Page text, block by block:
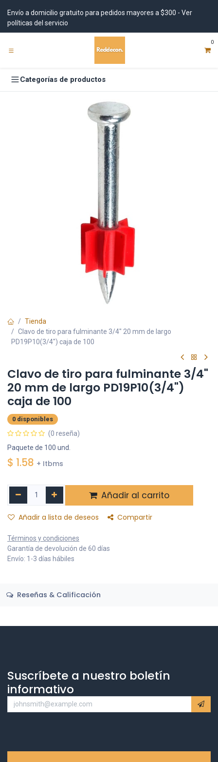
Envío a domicilio gratuito para pedidos mayores a $300 - Ver
políticas del servicio
0
Categorías de productos
Tienda
Clavo de tiro para fulminante 3/4" 20 mm de largo
PD19P10(3/4") caja de 100
Clavo de tiro para fulminante 3/4"
20 mm de largo PD19P10(3/4")
caja de 100
0 disponibles
(0 reseña)
Paquete de 100 und.
$ 1.58 + Itbms
Añadir al carrito
Añadir a lista de deseos Compartir
Términos y condiciones
Garantía de devolución de 60 días
Envío: 1-3 días hábiles
Reseñas & Calificación
Suscríbete a nuestro boletín
informativo